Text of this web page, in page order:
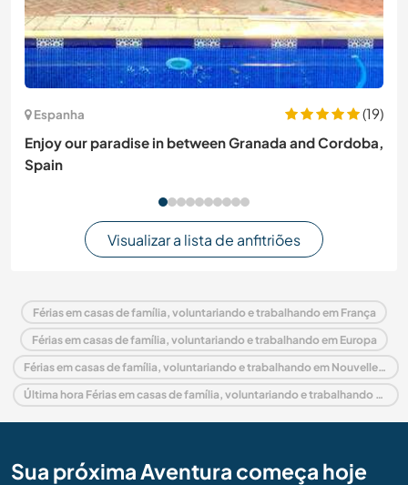
Espanha
(19)
Enjoy our paradise in between Granada and Cordoba,
Spain
Visualizar a lista de anfitriões
Férias em casas de família, voluntariando e trabalhando em França
Férias em casas de família, voluntariando e trabalhando em Europa
Férias em casas de família, voluntariando e trabalhando em Nouvelle-Aquitaine
Última hora Férias em casas de família, voluntariando e trabalhando em França
Sua próxima Aventura começa hoje